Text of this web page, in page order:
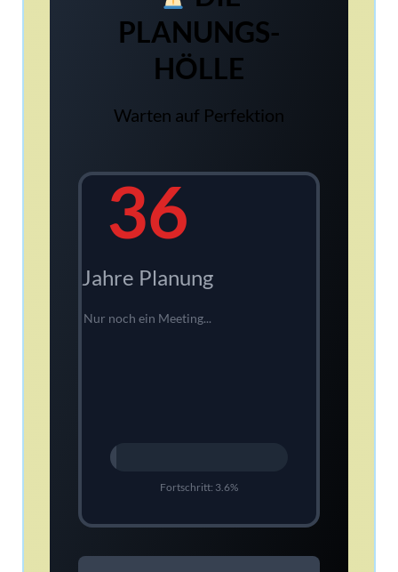
PLANUNGS-
HÖLLE
Warten auf Perfektion
42
Jahre Planung
Moment, was wollten wir nochmal bauen?
Fortschritt: 4.3%